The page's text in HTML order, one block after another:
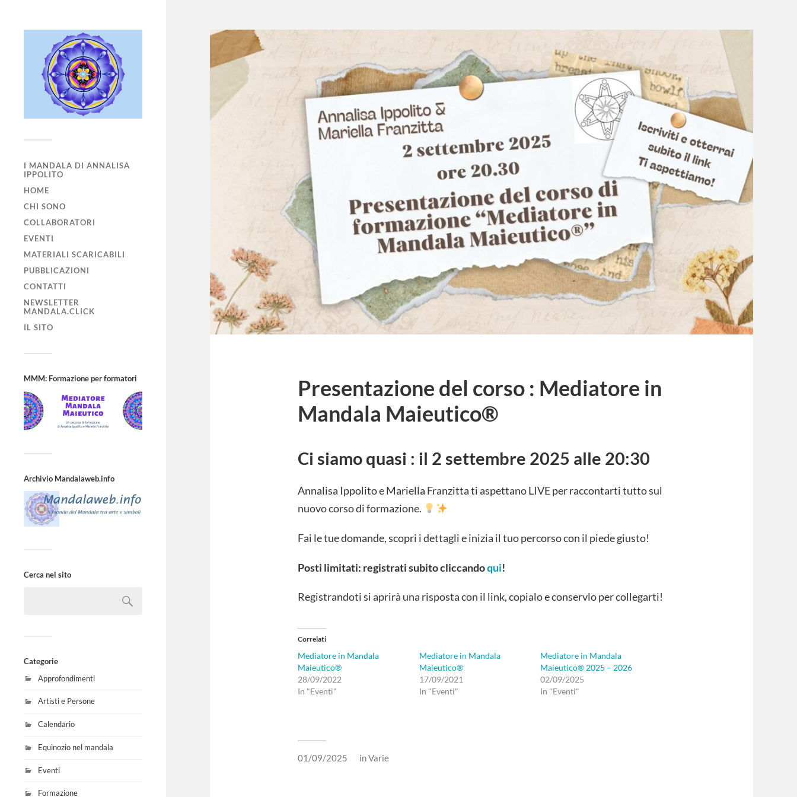
I MANDALA DI ANNALISA
IPPOLITO
HOME
CHI SONO
COLLABORATORI
EVENTI
MATERIALI SCARICABILI
PUBBLICAZIONI
CONTATTI
NEWSLETTER
MANDALA.CLICK
IL SITO
MMM: Formazione per formatori
Archivio Mandalaweb.info
Cerca nel sito
Categorie
Approfondimenti
Artisti e Persone
Calendario
Equinozio nel mandala
Eventi
Formazione
Presentazione del corso : Mediatore in
Mandala Maieutico®
Ci siamo quasi : il 2 settembre 2025 alle 20:30
Annalisa Ippolito e Mariella Franzitta ti aspettano LIVE per raccontarti tutto sul
nuovo corso di formazione.
Fai le tue domande, scopri i dettagli e inizia il tuo percorso con il piede giusto!
Posti limitati: registrati subito cliccandoqui!
Registrandoti si aprirà una risposta con il link, copialo e conservlo per collegarti!
Correlati
Mediatore in Mandala
Maieutico®
28/09/2022
In "Eventi"
Mediatore in Mandala
Maieutico®
17/09/2021
In "Eventi"
Mediatore in Mandala
Maieutico® 2025 – 2026
02/09/2025
In "Eventi"
01/09/2025 inVarie